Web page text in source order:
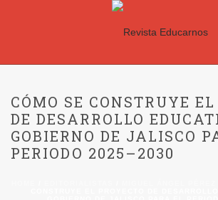
CÓMO SE CONSTRUYE
DE DESARROLLO
GOBIERNO DE JALISCO
PERIODO 2025–2030